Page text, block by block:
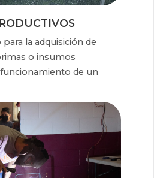
la adquisición de
o insumos
de un